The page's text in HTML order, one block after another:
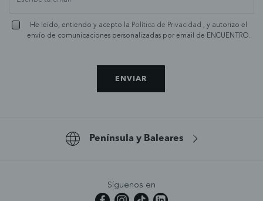
He leído, entiendo y acepto la Política de Privacidad , y autorizo el
envío de comunicaciones personalizadas por email de ENCUENTRO.
ENVIAR
Península y Baleares
Síguenos en